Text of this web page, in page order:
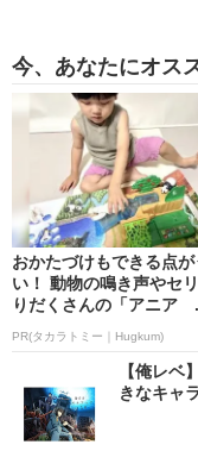
今、あなたにオス
おかたづけもできる点が
い！ 動物の鳴き声やセ
りだくさんの「アニア
PR(タカラトミー｜Hugkum)
【俺レベ
きなキャ